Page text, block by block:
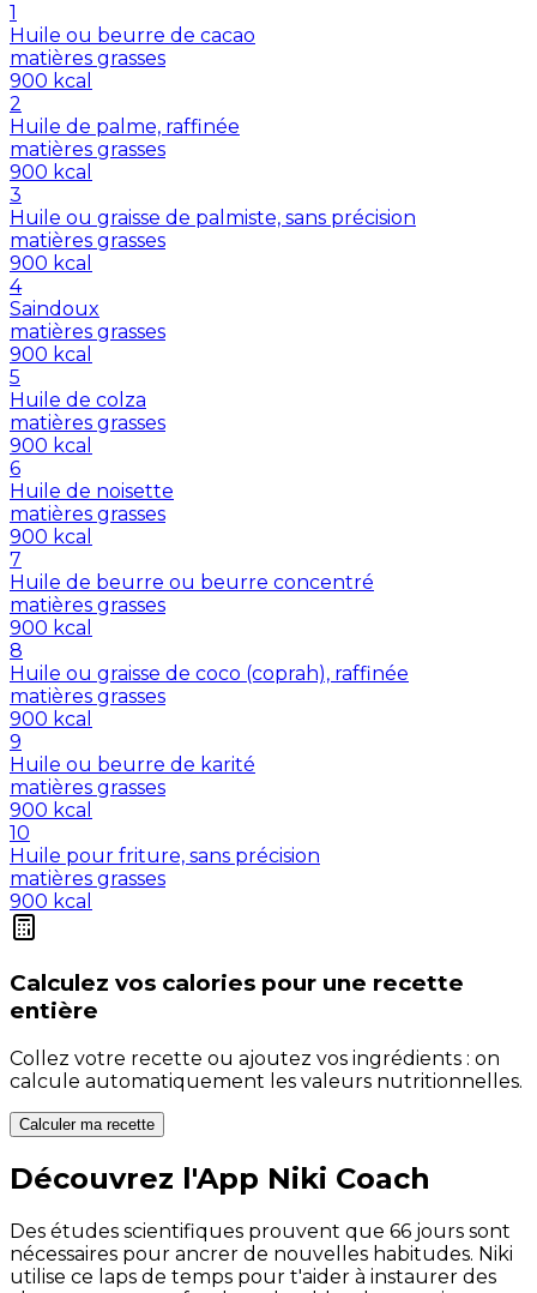
1
Huile ou beurre de cacao
matières grasses
900 kcal
2
Huile de palme, raffinée
matières grasses
900 kcal
3
Huile ou graisse de palmiste, sans précision
matières grasses
900 kcal
4
Saindoux
matières grasses
900 kcal
5
Huile de colza
matières grasses
900 kcal
6
Huile de noisette
matières grasses
900 kcal
7
Huile de beurre ou beurre concentré
matières grasses
900 kcal
8
Huile ou graisse de coco (coprah), raffinée
matières grasses
900 kcal
9
Huile ou beurre de karité
matières grasses
900 kcal
10
Huile pour friture, sans précision
matières grasses
900 kcal
Calculez vos calories pour une recette
entière
Collez votre recette ou ajoutez vos ingrédients : on
calcule automatiquement les valeurs nutritionnelles.
Calculer ma recette
Découvrez l'App Niki Coach
Des études scientifiques prouvent que 66 jours sont
nécessaires pour ancrer de nouvelles habitudes. Niki
utilise ce laps de temps pour t'aider à instaurer des